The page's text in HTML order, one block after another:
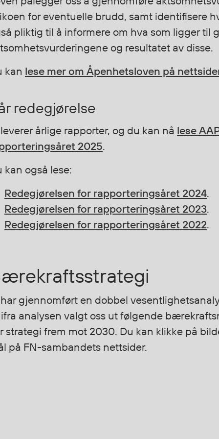
for eventuelle brudd, samt identifisere
pliktig til å informere om hva som ligger til
og resultatet av disse.
kan lese mer om Åpenhetsloven på
redegjørelse
årlige rapporter, og du kan nå lese
2025.
kan også lese:
Redegjørelsen for rapporteringsåret 2024.
Redegjørelsen for rapporteringsåret 2023.
Redegjørelsen for rapporteringsåret 2022.
gjennomført en dobbel
analysen valgt oss ut følgende
strategi frem mot 2030. Du kan klikke på
på FN-sambandets nettsider.